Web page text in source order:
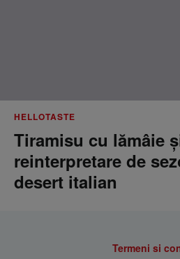
HELLOTASTE
Tiramisu cu lămâie
reinterpretare de
desert italian
Termeni si